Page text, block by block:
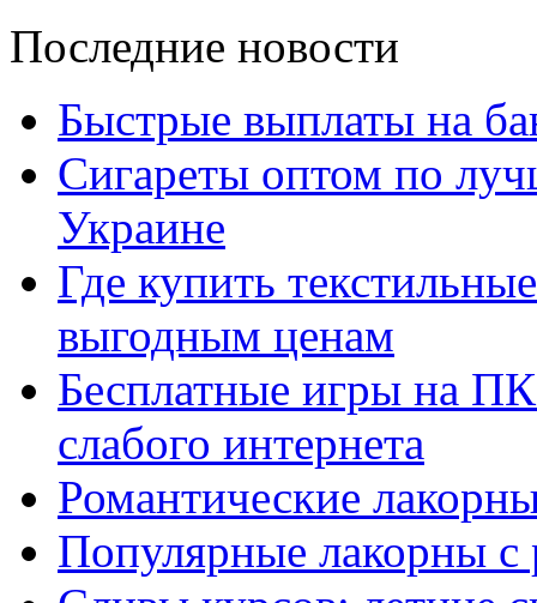
Последние новости
Быстрые выплаты на
Сигареты оптом по
Украине
Где купить
выгодным ценам
Бесплатные игры на
слабого интернета
Романтические
Популярные лакорны с